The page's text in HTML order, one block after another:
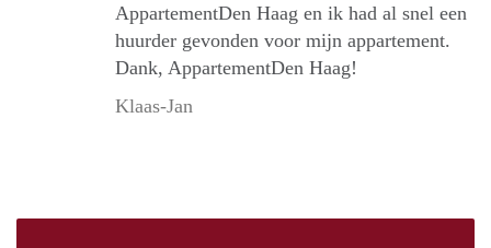
AppartementDen Haag en ik had al snel een
huurder gevonden voor mijn appartement.
Dank, AppartementDen Haag!
Klaas-Jan